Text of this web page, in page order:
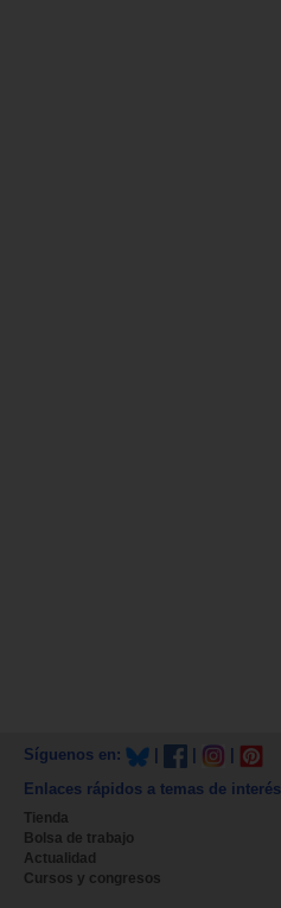
Síguenos en:
Enlaces rápidos a temas de interés
Tienda
Bolsa de trabajo
Actualidad
Cursos y congresos